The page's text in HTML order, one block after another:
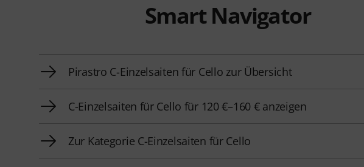
Smart Navigator
Pirastro C-Einzelsaiten für Cello zur Übersicht
C-Einzelsaiten für Cello für 120 €–160 € anzeigen
Zur Kategorie C-Einzelsaiten für Cello